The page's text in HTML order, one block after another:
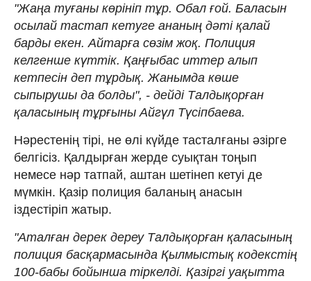
"Жаңа туғаны көрініп тұр. Обал ғой. Баласын
осылай тастап кетуге ананың дәті қалай
барды екен. Айтарға сөзім жоқ. Полиция
келгенше күттік. Қаңғыбас иттер алып
кетпесін деп тұрдық. Жанымда көше
сыпырушы да болды", - дейді Талдықорған
қаласының тұрғыны Айгүл Түсіпбаева.
Нәрестенің тірі, не өлі күйде тасталғаны әзірге
белгісіз. Қалдырған жерде суықтан тоңып
немесе нәр татпай, аштан шетінеп кетуі де
мүмкін. Қазір полиция баланың анасын
іздестіріп жатыр.
"Аталған дерек дереу Талдықорған қаласының
полиция басқармасында Қылмыстық кодекстің
100-бабы бойынша тіркелді. Қазіргі уақытта